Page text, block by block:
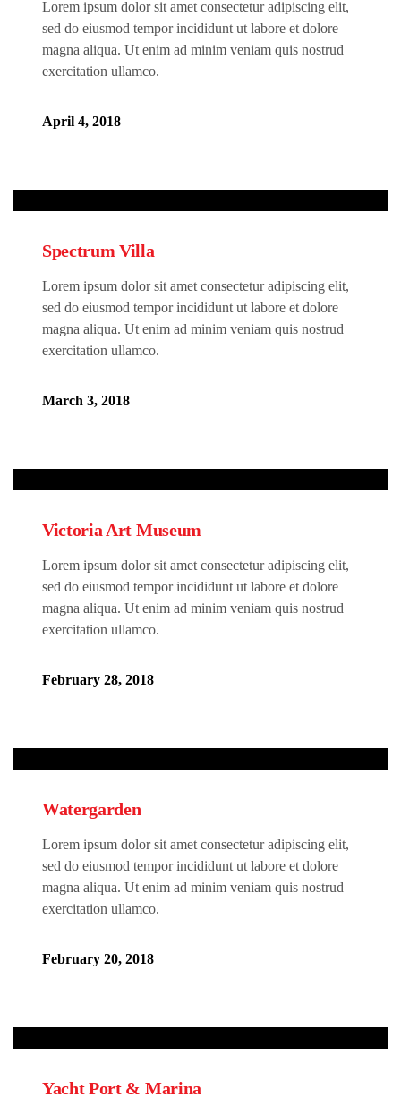
Lorem ipsum dolor sit amet consectetur adipiscing elit,
sed do eiusmod tempor incididunt ut labore et dolore
magna aliqua. Ut enim ad minim veniam quis nostrud
exercitation ullamco.
April 4, 2018
Spectrum Villa
Lorem ipsum dolor sit amet consectetur adipiscing elit,
sed do eiusmod tempor incididunt ut labore et dolore
magna aliqua. Ut enim ad minim veniam quis nostrud
exercitation ullamco.
March 3, 2018
Victoria Art Museum
Lorem ipsum dolor sit amet consectetur adipiscing elit,
sed do eiusmod tempor incididunt ut labore et dolore
magna aliqua. Ut enim ad minim veniam quis nostrud
exercitation ullamco.
February 28, 2018
Watergarden
Lorem ipsum dolor sit amet consectetur adipiscing elit,
sed do eiusmod tempor incididunt ut labore et dolore
magna aliqua. Ut enim ad minim veniam quis nostrud
exercitation ullamco.
February 20, 2018
Yacht Port & Marina